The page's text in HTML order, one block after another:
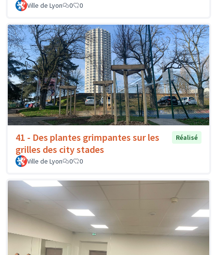
Ville de Lyon 0 0
41 - Des plantes grimpantes sur les
grilles des city stades
Réalisé
Ville de Lyon 0 0